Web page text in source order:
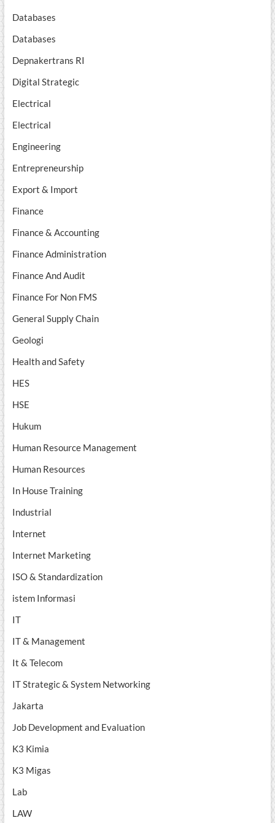
Databases
Databases
Depnakertrans RI
Digital Strategic
Electrical
Electrical
Engineering
Entrepreneurship
Export & Import
Finance
Finance & Accounting
Finance Administration
Finance And Audit
Finance For Non FMS
General Supply Chain
Geologi
Health and Safety
HES
HSE
Hukum
Human Resource Management
Human Resources
In House Training
Industrial
Internet
Internet Marketing
ISO & Standardization
istem Informasi
IT
IT & Management
It & Telecom
IT Strategic & System Networking
Jakarta
Job Development and Evaluation
K3 Kimia
K3 Migas
Lab
LAW